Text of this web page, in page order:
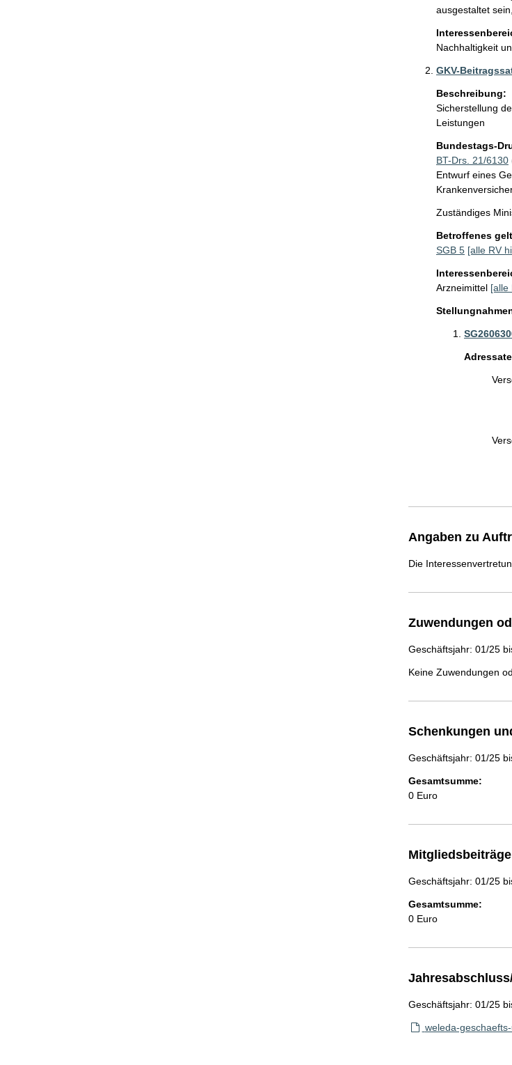
ausgestaltet
Nachhaltigkeit
GKV-
Beschreibung:
Sicherstellung
Leistungen
Bundestags-
BT-Drs. 21/6130
Entwurf eines
Zuständiges
Betroffenes
SGB 5 [alle RV
Arzneimittel [alle
Angaben zu
Die
Zuwendungen
Geschäftsjahr: 01/25
Keine Zuwendungen
Schenkungen
Geschäftsjahr: 01/25
Gesamtsumme:
0 Euro
Mitgliedsbeiträge
Geschäftsjahr: 01/25
Gesamtsumme:
0 Euro
Geschäftsjahr: 01/25
weleda-